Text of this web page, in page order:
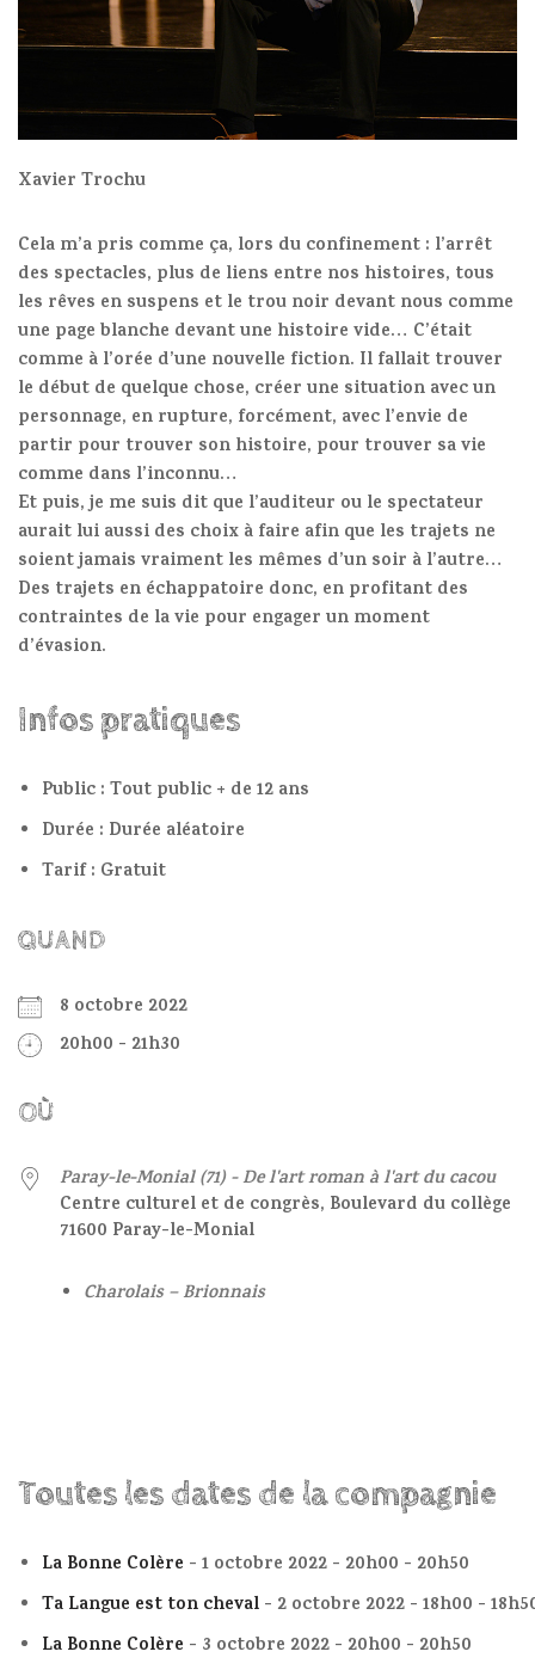
Xavier Trochu
Cela m’a pris comme ça, lors du confinement : l’arrêt
des spectacles, plus de liens entre nos histoires, tous
les rêves en suspens et le trou noir devant nous comme
une page blanche devant une histoire vide… C’était
comme à l’orée d’une nouvelle fiction. Il fallait trouver
le début de quelque chose, créer une situation avec un
personnage, en rupture, forcément, avec l’envie de
partir pour trouver son histoire, pour trouver sa vie
comme dans l’inconnu…
Et puis, je me suis dit que l’auditeur ou le spectateur
aurait lui aussi des choix à faire afin que les trajets ne
soient jamais vraiment les mêmes d’un soir à l’autre…
Des trajets en échappatoire donc, en profitant des
contraintes de la vie pour engager un moment
d’évasion.
Infos pratiques
Public : Tout public + de 12 ans
Durée : Durée aléatoire
Tarif : Gratuit
QUAND
8 octobre 2022
20h00 - 21h30
OÙ
Paray-le-Monial (71) - De l'art roman à l'art du cacou
Centre culturel et de congrès, Boulevard du collège
71600 Paray-le-Monial
Charolais – Brionnais
Toutes les dates de la compagnie
La Bonne Colère - 1 octobre 2022 - 20h00 - 20h50
Ta Langue est ton cheval - 2 octobre 2022 - 18h00 -
La Bonne Colère - 3 octobre 2022 - 20h00 - 20h50